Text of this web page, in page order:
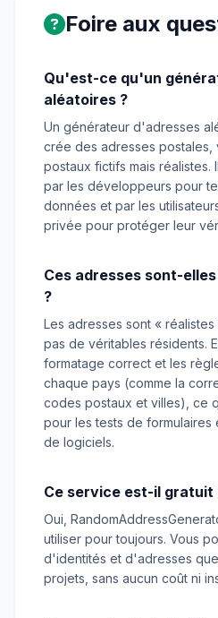
Foire aux
Qu'est-ce qu'un
aléatoires ?
Un générateur d'adresses
crée des adresses postales,
postaux fictifs mais réalistes.
par les développeurs pour
données et par les
privée pour protéger leur
Ces adresses sont-
?
Les adresses sont «
pas de véritables résidents.
formatage correct et les
chaque pays (comme la
codes postaux et villes), ce
pour les tests de
de logiciels.
Ce service est-il gratuit
Oui,
utiliser pour toujours. Vous
d'identités et d'adresses
projets, sans aucun coût ni